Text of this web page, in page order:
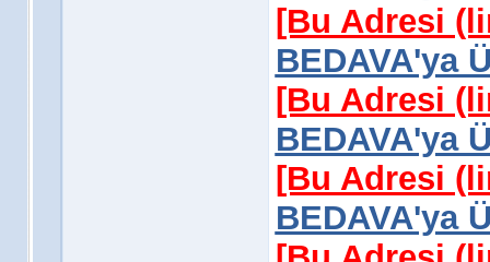
[Bu Adresi
BEDAVA'ya
[Bu Adresi
BEDAVA'ya
[Bu Adresi
BEDAVA'ya